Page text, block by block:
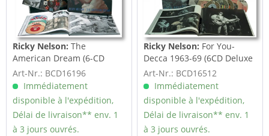
Ricky Nelson:The
American Dream (6-CD
Deluxe Box Set)
Art-Nr.: BCD16196
Immédiatement
disponible à l'expédition,
Délai de livraison** env. 1
à 3 jours ouvrés.
Ricky Nelson: For You-
Decca 1963-69 (6CD Deluxe
Box Set)
Art-Nr.: BCD16512
Immédiatement
disponible à l'expédition,
Délai de livraison** env. 1
à 3 jours ouvrés.